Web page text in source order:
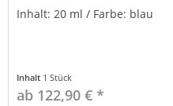
Inhalt: 20 ml / Farbe: blau
Inhalt 1 Stück
ab 122,90 € *